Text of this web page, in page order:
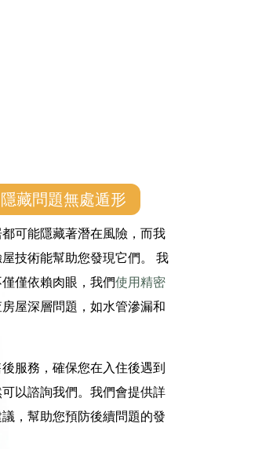
藏問題無處遁形
可能隱藏著潛在風險，而我
技術能幫助您發現它們。 我
僅依賴肉眼，我們使用精密
房屋深層問題，如水管滲漏和
服務，確保您在入住後遇到
以諮詢我們。我們會提供詳
，幫助您預防後續問題的發